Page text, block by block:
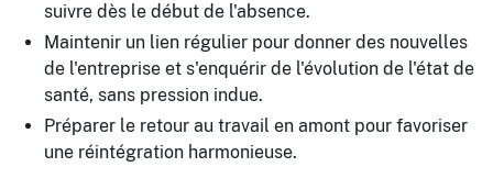
suivre dès le début de l'absence.
Maintenir un lien régulier pour donner des nouvelles
de l'entreprise et s'enquérir de l'évolution de l'état de
santé, sans pression indue.
Préparer le retour au travail en amont pour favoriser
une réintégration harmonieuse.